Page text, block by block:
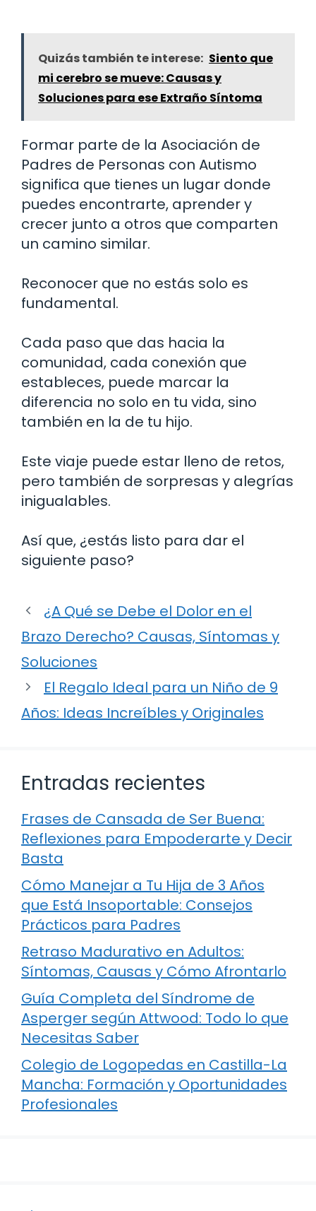
Quizás también te interese: Siento que
mi cerebro se mueve: Causas y
Soluciones para ese Extraño Síntoma
Formar parte de la Asociación de
Padres de Personas con Autismo
significa que tienes un lugar donde
puedes encontrarte, aprender y
crecer junto a otros que comparten
un camino similar.
Reconocer que no estás solo es
fundamental.
Cada paso que das hacia la
comunidad, cada conexión que
estableces, puede marcar la
diferencia no solo en tu vida, sino
también en la de tu hijo.
Este viaje puede estar lleno de retos,
pero también de sorpresas y alegrías
inigualables.
Así que, ¿estás listo para dar el
siguiente paso?
¿A Qué se Debe el Dolor en el
Brazo Derecho? Causas, Síntomas y
Soluciones
El Regalo Ideal para un Niño de 9
Años: Ideas Increíbles y Originales
Entradas recientes
Frases de Cansada de Ser Buena:
Reflexiones para Empoderarte y Decir
Basta
Cómo Manejar a Tu Hija de 3 Años
que Está Insoportable: Consejos
Prácticos para Padres
Retraso Madurativo en Adultos:
Síntomas, Causas y Cómo Afrontarlo
Guía Completa del Síndrome de
Asperger según Attwood: Todo lo que
Necesitas Saber
Colegio de Logopedas en Castilla-La
Mancha: Formación y Oportunidades
Profesionales